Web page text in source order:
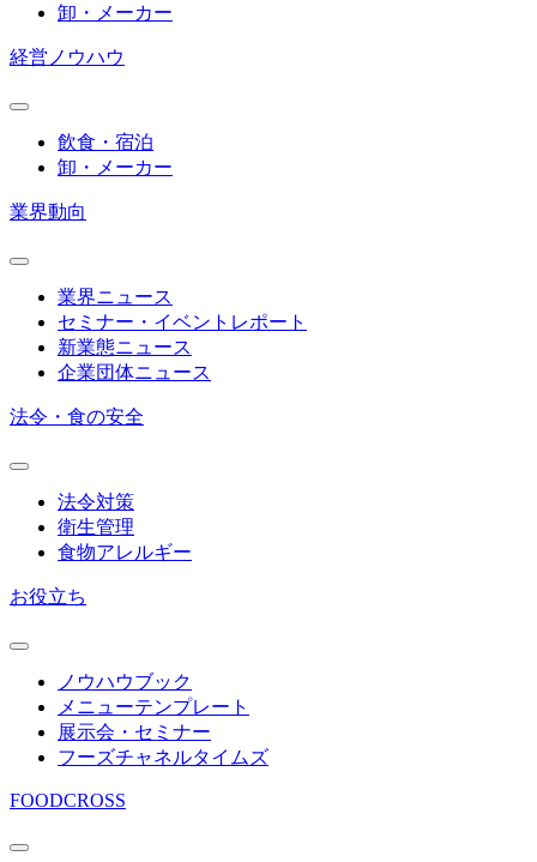
卸・メーカー
経営ノウハウ
飲食・宿泊
卸・メーカー
業界動向
業界ニュース
セミナー・イベントレポート
新業態ニュース
企業団体ニュース
法令・食の安全
法令対策
衛生管理
食物アレルギー
お役立ち
ノウハウブック
メニューテンプレート
展示会・セミナー
フーズチャネルタイムズ
FOODCROSS